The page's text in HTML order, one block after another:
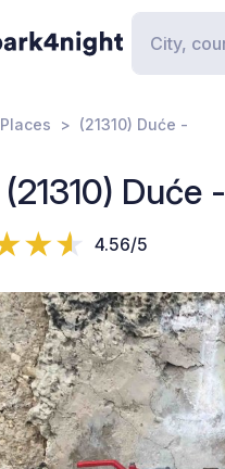
Places (21310) Duće -
(21310) Duće -
4.56/5